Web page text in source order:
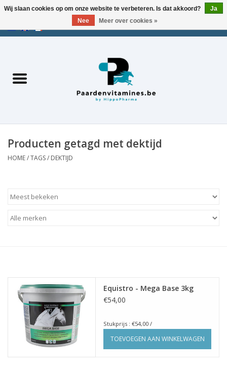
USD/CHF/
Zoek op merk
Gewrichten
Stress
Ademhaling
Voortplanting
Verzorging
Producten getagd met dektijd
HOME/TAGS/ DEKTIJD
Equistro - Mega Base 3kg
€54,00
Stukprijs : €54,00 /
TOEVOEGEN AAN WINKELWAGEN
Wij slaan cookies op om onze website te verbeteren. Is dat akkoord?
Ja
Nee
Meer over cookies »